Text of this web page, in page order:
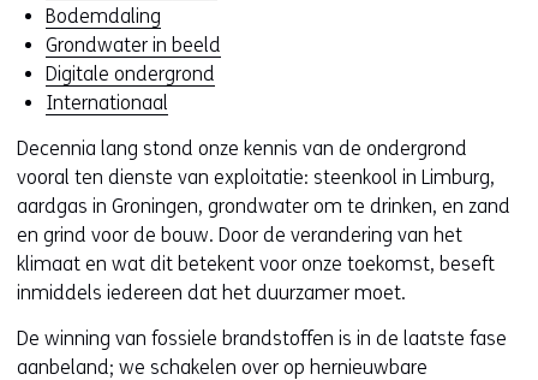
Bodemdaling
Grondwater in beeld
Digitale ondergrond
Internationaal
Decennia lang stond onze kennis van de ondergrond
vooral ten dienste van exploitatie: steenkool in Limburg,
aardgas in Groningen, grondwater om te drinken, en zand
en grind voor de bouw. Door de verandering van het
klimaat en wat dit betekent voor onze toekomst, beseft
inmiddels iedereen dat het duurzamer moet.
De winning van fossiele brandstoffen is in de laatste fase
aanbeland; we schakelen over op hernieuwbare